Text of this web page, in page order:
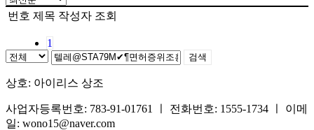
번호 제목 작성자 조회
1
검색
상호: 아이리스 상조
사업자등록번호: 783-91-01761 ㅣ 전화번호: 1555-1734 ㅣ 이메
일: wono15@naver.com